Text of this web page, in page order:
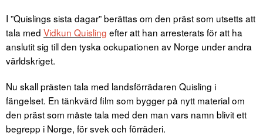
I ”Quislings sista dagar” berättas om den präst som utsetts att
tala med Vidkun Quisling efter att han arresterats för att ha
anslutit sig till den tyska ockupationen av Norge under andra
världskriget.
Nu skall prästen tala med landsförrädaren Quisling i
fängelset. En tänkvärd film som bygger på nytt material om
den präst som måste tala med den man vars namn blivit ett
begrepp i Norge, för svek och förräderi.